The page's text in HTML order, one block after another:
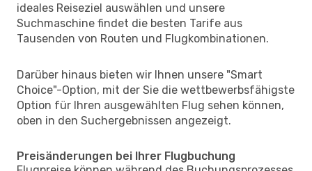
ideales Reiseziel auswählen und unsere
Suchmaschine findet die besten Tarife aus
Tausenden von Routen und Flugkombinationen.
Darüber hinaus bieten wir Ihnen unsere "Smart
Choice"-Option, mit der Sie die wettbewerbsfähigste
Option für Ihren ausgewählten Flug sehen können,
oben in den Suchergebnissen angezeigt.
Preisänderungen bei Ihrer Flugbuchung